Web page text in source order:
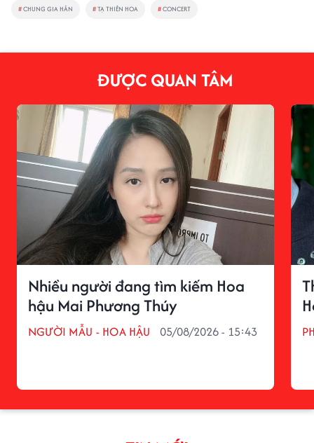
#CHUNG GIA HÂN #TẠ THIÊN HOA #CONCERT
ĐƯỢC QUAN TÂM
Nhiều người đang tìm kiếm Hoa
hậu Mai Phương Thúy
NGƯỜI MẪU - HOA HẬU 05/08/2026 - 15:43